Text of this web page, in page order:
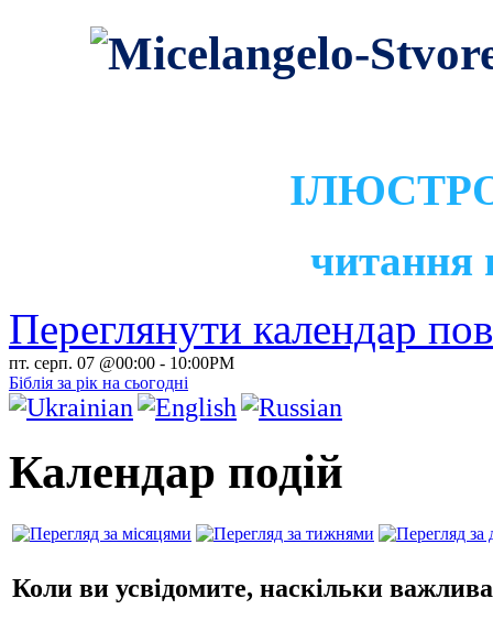
читання
Переглянути календар
пт. серп. 07 @00:00 - 10:00PM
Біблія за рік на сьогодні
Календар подій
Коли ви усвідомите, наскільки